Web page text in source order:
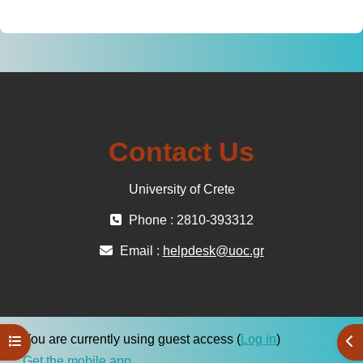
Open course index
Contact Us
University of Crete
Phone : 2810-393312
Email : helpdesk@uoc.gr
You are currently using guest access ( Log in)